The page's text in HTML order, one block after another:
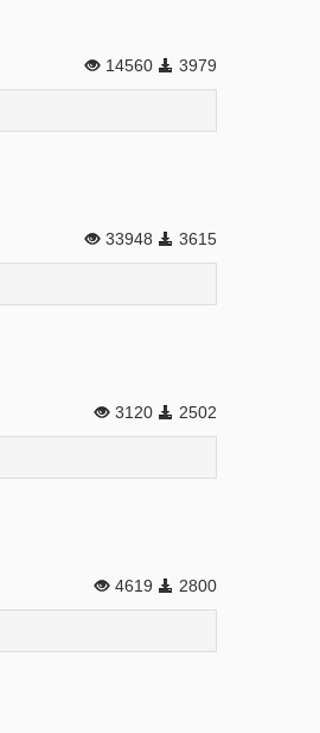
14560 3979
33948 3615
3120 2502
4619 2800